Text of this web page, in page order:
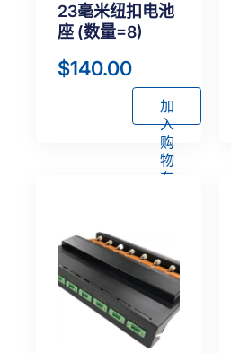
23毫米纽扣电池
座 (数量=8)
$140.00
加
入
购
物
车